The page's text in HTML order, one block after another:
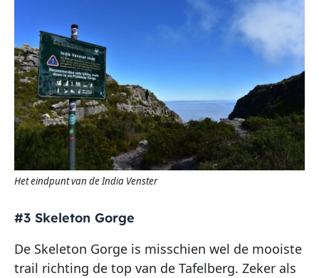
Het eindpunt van de India Venster
#3 Skeleton Gorge
De Skeleton Gorge is misschien wel de mooiste
trail richting de top van de Tafelberg. Zeker als